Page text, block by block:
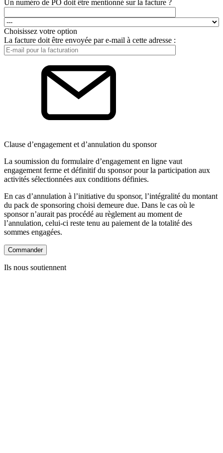
Un numéro de PO doit être mentionné sur la facture ?
Choisissez votre option
La facture doit être envoyée par e-mail à cette adresse :
Clause d’engagement et d’annulation du sponsor
La soumission du formulaire d’engagement en ligne vaut
engagement ferme et définitif du sponsor pour la participation aux
activités sélectionnées aux conditions définies.
En cas d’annulation à l’initiative du sponsor, l’intégralité du montant
du pack de sponsoring choisi demeure due. Dans le cas où le
sponsor n’aurait pas procédé au règlement au moment de
l’annulation, celui-ci reste tenu au paiement de la totalité des
sommes engagées.
Ils nous soutiennent